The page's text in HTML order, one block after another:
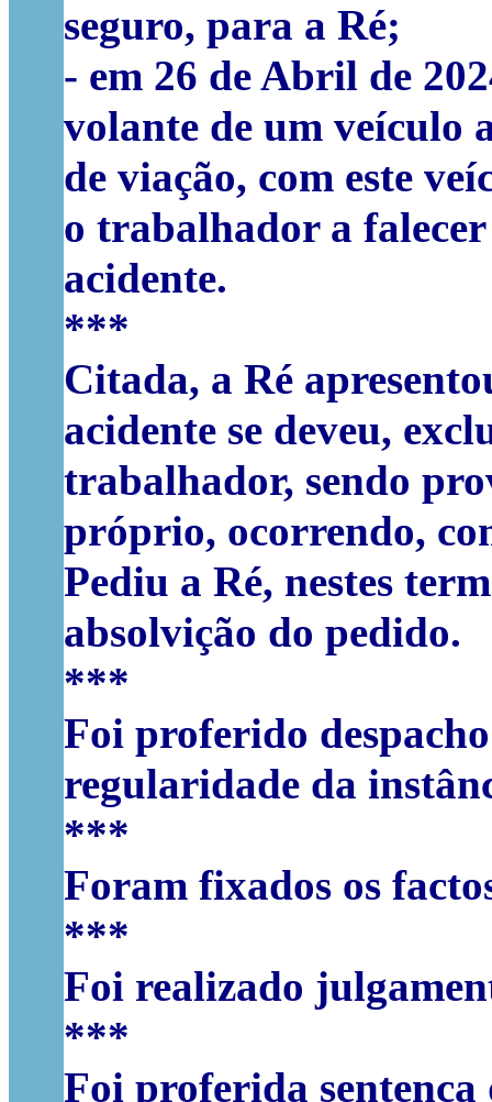
seguro, para a Ré;
- em 26 de Abril de
volante de um veículo
de viação, com este
o trabalhador a falecer
acidente.
***
Citada, a Ré
acidente se deveu,
trabalhador, sendo
próprio, ocorrendo,
Pediu a Ré, nestes
absolvição do pedido.
***
Foi proferido
regularidade da
***
Foram fixados os
***
Foi realizado
***
Foi proferida sentença